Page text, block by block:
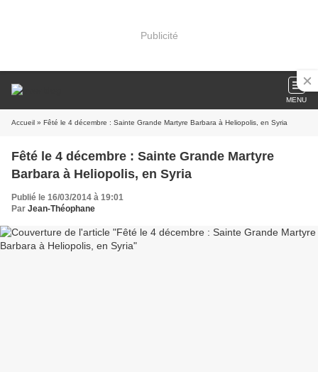
Publicité
MENU
Accueil » Fêté le 4 décembre : Sainte Grande Martyre Barbara à Heliopolis, en Syria
Fêté le 4 décembre : Sainte Grande Martyre
Barbara à Heliopolis, en Syria
Publié le 16/03/2014 à 19:01
Par Jean-Théophane